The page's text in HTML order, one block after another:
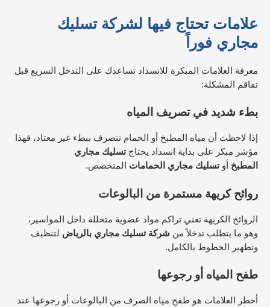
علامات تحتاج فيها لشركة تسليك
مجاري فوراً
معرفة العلامات المبكرة للانسداد تساعدك على التدخل السريع قبل
تفاقم المشكلة:
بطء شديد في تصريف المياه
إذا لاحظت أن مياه المطبخ أو الحمام تتصرف ببطء غير معتاد، فهذا
مؤشر مبكر على بداية انسداد يحتاجتسليك مجاري
المطبخ أوتسليك مجاري الحمامات المتخصص.​
روائح كريهة مستمرة من البالوعات
الروائح الكريهة تعني تراكم مواد عضوية متحللة داخل المواسير،
وهو ما يتطلب تدخلاً من شركة تسليك مجاري بالرياض لتنظيف
وتطهير الخطوط بالكامل.​
طفح المياه أو رجوعها
أخطر العلامات هو طفح مياه الصرف من البالوعات أو رجوعها عند